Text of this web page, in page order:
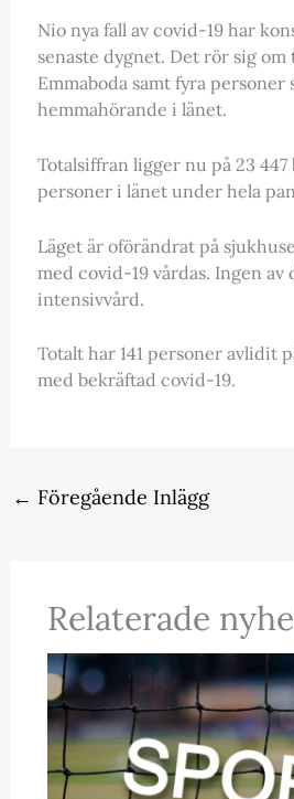
Nio nya fall av covid-19 har
senaste dygnet. Det rör sig om
Emmaboda samt fyra personer
hemmahörande i länet.
Totalsiffran ligger nu på 23
personer i länet under hela
Läget är oförändrat på
med covid-19 vårdas. Ingen av
intensivvård.
Totalt har 141 personer avlidit
med bekräftad covid-19.
← Föregående Inlägg
Relaterade